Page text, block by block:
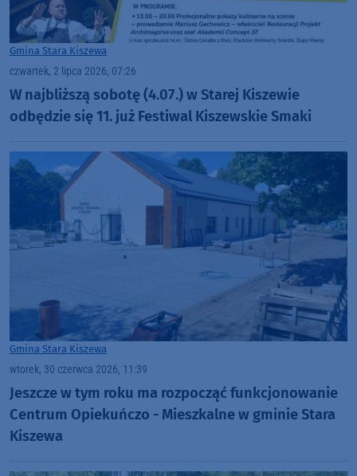
Gmina Stara Kiszewa
czwartek, 2 lipca 2026, 07:26
W najbliższą sobotę (4.07.) w Starej Kiszewie
odbędzie się 11. już Festiwal Kiszewskie Smaki
Gmina Stara Kiszewa
wtorek, 30 czerwca 2026, 11:39
Jeszcze w tym roku ma rozpocząć funkcjonowanie
Centrum Opiekuńczo - Mieszkalne w gminie Stara
Kiszewa